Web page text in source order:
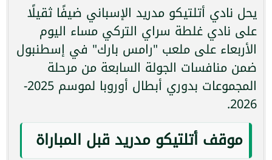
يحل نادي أتلتيكو مدريد الإسباني ضيفًا ثقيلًا
على نادي غلطة سراي التركي مساء اليوم
الأربعاء على ملعب "رامس بارك" في إسطنبول
ضمن منافسات الجولة السابعة من مرحلة
المجموعات بدوري أبطال أوروبا لموسم 2025-
2026.
موقف أتلتيكو مدريد قبل المباراة